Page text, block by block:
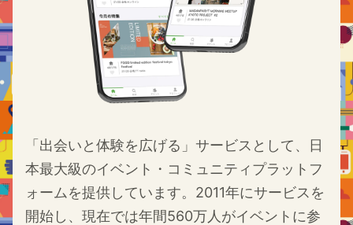
「出会いと体験を広げる」サービスとして、日
本最大級のイベント・コミュニティプラットフ
ォームを提供しています。2011年にサービスを
開始し、現在では年間560万人がイベントに参